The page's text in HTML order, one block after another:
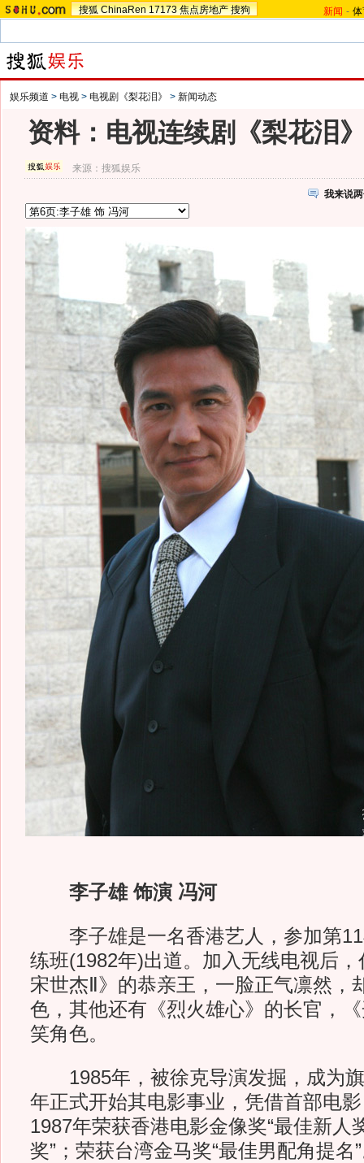
搜狐 ChinaRen 17173 焦点房地产 搜狗 新闻 -
娱乐频道 > 电视 > 电视剧《梨花泪》 > 新闻动态
资料：电视连续剧《梨花泪
来源：搜狐娱乐
我来说
李子雄 饰演 冯河
李子雄是一名香港艺人，参加第11
练班(1982年)出道。加入无线电视后
宋世杰Ⅱ》的恭亲王，一脸正气凛然，
色，其他还有《烈火雄心》的长官，
笑角色。
1985年，被徐克导演发掘，成为旗
年正式开始其电影事业，凭借首部电
1987年荣获香港电影金像奖“最佳新人
奖”；荣获台湾金马奖“最佳男配角提名